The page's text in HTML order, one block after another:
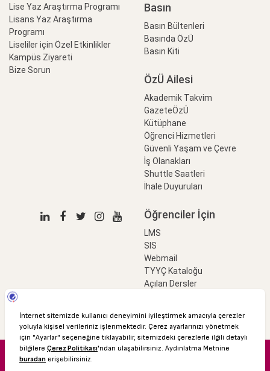
Lise Yaz Araştırma Programı
Lisans Yaz Araştırma
Programı
Liseliler için Özel Etkinlikler
Kampüs Ziyareti
Bize Sorun
Basın
Basın Bültenleri
Basında ÖzÜ
Basın Kiti
ÖzÜ Ailesi
Akademik Takvim
GazeteÖzÜ
Kütüphane
Öğrenci Hizmetleri
Güvenli Yaşam ve Çevre
İş Olanakları
Shuttle Saatleri
İhale Duyuruları
Öğrenciler İçin
LMS
SIS
Webmail
TYYÇ Kataloğu
Açılan Dersler
© 2016 Özyeğin Üniversitesi